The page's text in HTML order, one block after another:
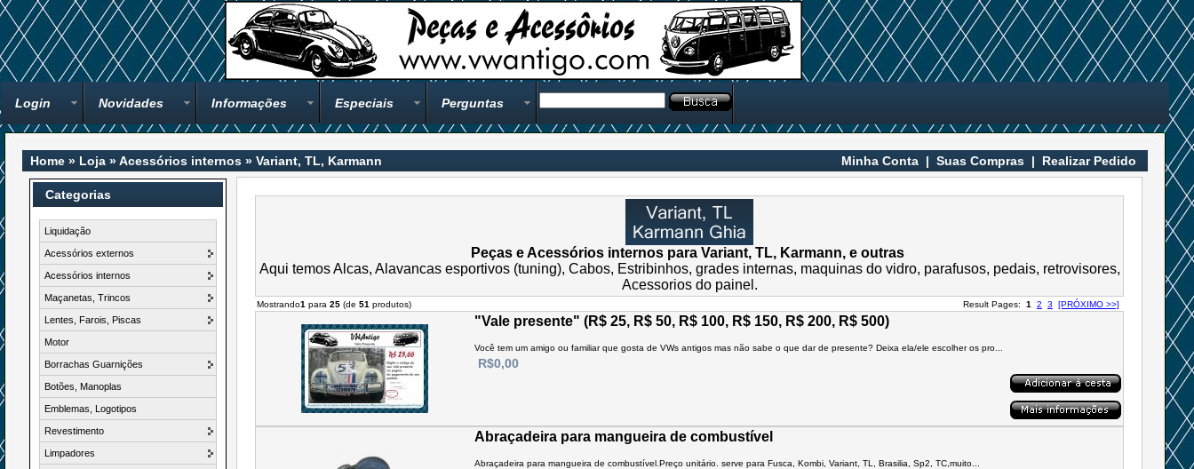
Login Novidades Informações Especiais Perguntas
Home » Loja »Acessórios internos » Variant, TL, Karmann Minha Conta | Suas Compras | Realizar Pedido
Categorias
Liquidação
Acessórios externos
Acessórios internos
Maçanetas, Trincos
Lentes, Farois, Piscas
Motor
Borrachas Guarnições
Botões, Manoplas
Emblemas, Logotipos
Revestimento
Limpadores
Peças e Acessórios internos para Variant, TL, Karmann, e outras
Aqui temos Alcas, Alavancas esportivos (tuning), Cabos, Estribinhos, grades internas, maquinas do vidro, parafusos, pedais, retrovisores,
Acessorios do painel.
Mostrando1 para 25 (de 51 produtos) Result Pages: 1 2 3 [PRÓXIMO >>]
"Vale presente" (R$ 25, R$ 50, R$ 100, R$ 150, R$ 200, R$ 500)
Você tem um amigo ou familiar que gosta de VWs antigos mas não sabe o que dar de presente? Deixa ela/ele escolher os pro...
R$0,00
Abraçadeira para mangueira de combustível
Abraçadeira para mangueira de combustível.Preço unitário. serve para Fusca, Kombi, Variant, TL, Brasilia, Sp2, TC,muito...